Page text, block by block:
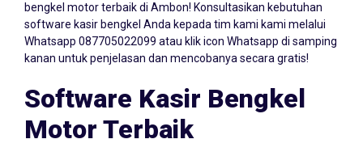
bengkel motor terbaik di Ambon! Konsultasikan kebutuhan
software kasir bengkel Anda kepada tim kami kami melalui
Whatsapp 087705022099 atau klik icon Whatsapp di samping
kanan untuk penjelasan dan mencobanya secara gratis!
Software Kasir Bengkel
Motor Terbaik